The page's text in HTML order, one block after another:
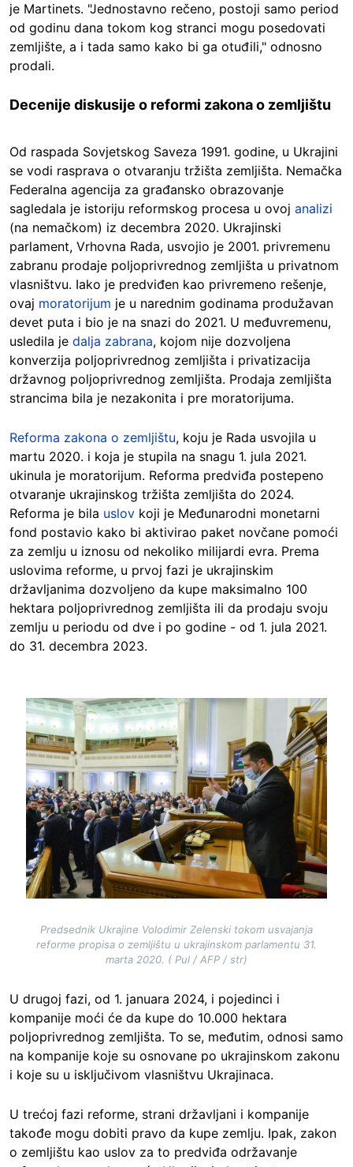
je Martinets. "Jednostavno rečeno, postoji samo period
od godinu dana tokom kog stranci mogu posedovati
zemljište, a i tada samo kako bi ga otuđili," odnosno
prodali.
Decenije diskusije o reformi zakona o zemljištu
Od raspada Sovjetskog Saveza 1991. godine, u Ukrajini
se vodi rasprava o otvaranju tržišta zemljišta. Nemačka
Federalna agencija za građansko obrazovanje
sagledala je istoriju reformskog procesa u ovoj analizi
(na nemačkom) iz decembra 2020. Ukrajinski
parlament, Vrhovna Rada, usvojio je 2001. privremenu
zabranu prodaje poljoprivrednog zemljišta u privatnom
vlasništvu. Iako je predviđen kao privremeno rešenje,
ovaj moratorijum je u narednim godinama produžavan
devet puta i bio je na snazi do 2021. U međuvremenu,
usledila je dalja zabrana, kojom nije dozvoljena
konverzija poljoprivrednog zemljišta i privatizacija
državnog poljoprivrednog zemljišta. Prodaja zemljišta
strancima bila je nezakonita i pre moratorijuma.
Reforma zakona o zemljištu, koju je Rada usvojila u
martu 2020. i koja je stupila na snagu 1. jula 2021.
ukinula je moratorijum. Reforma predviđa postepeno
otvaranje ukrajinskog tržišta zemljišta do 2024.
Reforma je bila uslov koji je Međunarodni monetarni
fond postavio kako bi aktivirao paket novčane pomoći
za zemlju u iznosu od nekoliko milijardi evra. Prema
uslovima reforme, u prvoj fazi je ukrajinskim
državljanima dozvoljeno da kupe maksimalno 100
hektara poljoprivrednog zemljišta ili da prodaju svoju
zemlju u periodu od dve i po godine - od 1. jula 2021.
do 31. decembra 2023.
Image
Predsednik Ukrajine Volodimir Zelenski tokom usvajanja
reforme propisa o zemljištu u ukrajinskom parlamentu 31.
marta 2020. ( Pul / AFP / str)
U drugoj fazi, od 1. januara 2024, i pojedinci i
kompanije moći će da kupe do 10.000 hektara
poljoprivrednog zemljišta. To se, međutim, odnosi samo
na kompanije koje su osnovane po ukrajinskom zakonu
i koje su u isključivom vlasništvu Ukrajinaca.
U trećoj fazi reforme, strani državljani i kompanije
takođe mogu dobiti pravo da kupe zemlju. Ipak, zakon
o zemljištu kao uslov za to predviđa održavanje